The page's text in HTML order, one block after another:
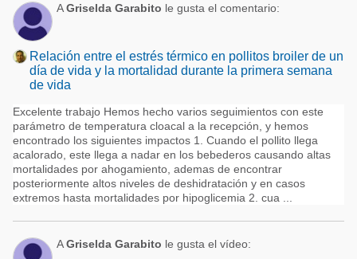
AGriselda Garabito le gusta el comentario:
Relación entre el estrés térmico en pollitos broiler de un
día de vida y la mortalidad durante la primera semana
de vida
Excelente trabajo Hemos hecho varios seguimientos con este
parámetro de temperatura cloacal a la recepción, y hemos
encontrado los siguientes impactos 1. Cuando el pollito llega
acalorado, este llega a nadar en los bebederos causando altas
mortalidades por ahogamiento, ademas de encontrar
posteriormente altos niveles de deshidratación y en casos
extremos hasta mortalidades por hipoglicemia 2. cua ...
AGriselda Garabito le gusta el vídeo: